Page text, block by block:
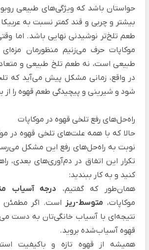
حواستان باشد که ویژگی‌های طبیعی
بیشتر و چربی و قند کمتر نسبت به
طعم تلخ‌تر نوشیدنی نهایی باشد. اما
موکاپات حرف می‌زنیم منظورمان مزه‌ای
طبیعی است، نه طعم تلخ طبیعی و
در واقع، زمانی مشکل پیش می‌آید که
شود و شیرینی و پیچیدگی طعم قهوه را از
راه‌حل‌های رفع تلخی قهوه در موکاپات
حالا که با همه علت‌های تلخی قهوه در
نوبت به راه‌حل‌های رفع این مشکل
تکرار این اتفاق در دم‌آوری‌های بعدی،
کنید و به کار ببندید:
همان‌طور که گفتیم، درجه آسیاب
موکاپات، متوسط-ریزاست. اگر مطمئن
نتیجه‌ای با آسیاب خانگی‌تان به دست
قهوه آسیاب‌شده بروید.
همیشه از قهوه تازه و باکیفیت